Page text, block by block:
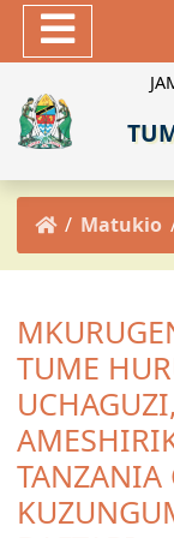
Hotuba
Maktaba ya
Maktaba ya Video
INEC-TZ Online
MACHAPISHO
Sheria za
Miongozo ya
Maelekezo ya
Taarifa za
Matokeo ya
Mpango Mkakati
Matukio
TUME
TANZANIA